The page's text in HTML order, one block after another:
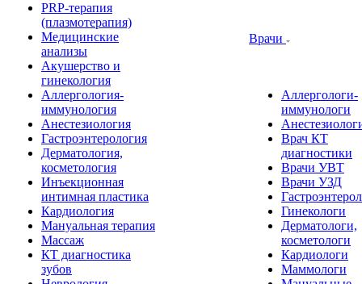
PRP-терапия
(плазмотерапия)
Медицинские
анализы
Акушерство и
гинекология
Аллергология-
иммунология
Анестезиология
Гастроэнтерология
Дерматология,
косметология
Инъекционная
интимная пластика
Кардиология
Мануальная терапия
Массаж
КТ диагностика
зубов
Врачи
Аллергологи-
иммунологи
Врач КТ
диагностики
Врачи УВТ
Врачи УЗД
Гинекологи
Дерматологи,
косметологи
Кардиологи
Маммологи